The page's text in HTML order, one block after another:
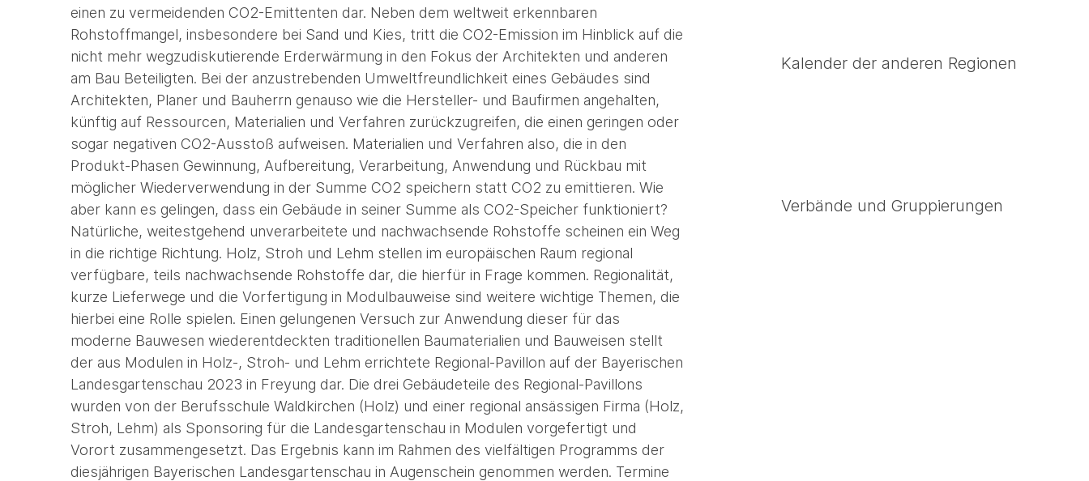
einen zu vermeidenden CO2-Emittenten dar. Neben dem weltweit erkennbaren
Rohstoffmangel, insbesondere bei Sand und Kies, tritt die CO2-Emission im Hinblick auf die
nicht mehr wegzudiskutierende Erderwärmung in den Fokus der Architekten und anderen
am Bau Beteiligten. Bei der anzustrebenden Umweltfreundlichkeit eines Gebäudes sind
Architekten, Planer und Bauherrn genauso wie die Hersteller- und Baufirmen angehalten,
künftig auf Ressourcen, Materialien und Verfahren zurückzugreifen, die einen geringen oder
sogar negativen CO2-Ausstoß aufweisen. Materialien und Verfahren also, die in den
Produkt-Phasen Gewinnung, Aufbereitung, Verarbeitung, Anwendung und Rückbau mit
möglicher Wiederverwendung in der Summe CO2 speichern statt CO2 zu emittieren. Wie
aber kann es gelingen, dass ein Gebäude in seiner Summe als CO2-Speicher funktioniert?
Natürliche, weitestgehend unverarbeitete und nachwachsende Rohstoffe scheinen ein Weg
in die richtige Richtung. Holz, Stroh und Lehm stellen im europäischen Raum regional
verfügbare, teils nachwachsende Rohstoffe dar, die hierfür in Frage kommen. Regionalität,
kurze Lieferwege und die Vorfertigung in Modulbauweise sind weitere wichtige Themen, die
hierbei eine Rolle spielen. Einen gelungenen Versuch zur Anwendung dieser für das
moderne Bauwesen wiederentdeckten traditionellen Baumaterialien und Bauweisen stellt
der aus Modulen in Holz-, Stroh- und Lehm errichtete Regional-Pavillon auf der Bayerischen
Landesgartenschau 2023 in Freyung dar. Die drei Gebäudeteile des Regional-Pavillons
wurden von der Berufsschule Waldkirchen (Holz) und einer regional ansässigen Firma (Holz,
Stroh, Lehm) als Sponsoring für die Landesgartenschau in Modulen vorgefertigt und
Vorort zusammengesetzt. Das Ergebnis kann im Rahmen des vielfältigen Programms der
diesjährigen Bayerischen Landesgartenschau in Augenschein genommen werden. Termine
Kalender der anderen Regionen
Verbände und Gruppierungen